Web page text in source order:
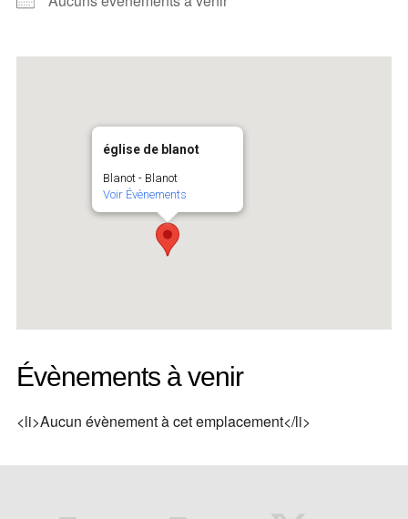
église de blanot
Blanot - Blanot
Voir Évènements
Évènements à venir
<li>Aucun évènement à cet emplacement</li>